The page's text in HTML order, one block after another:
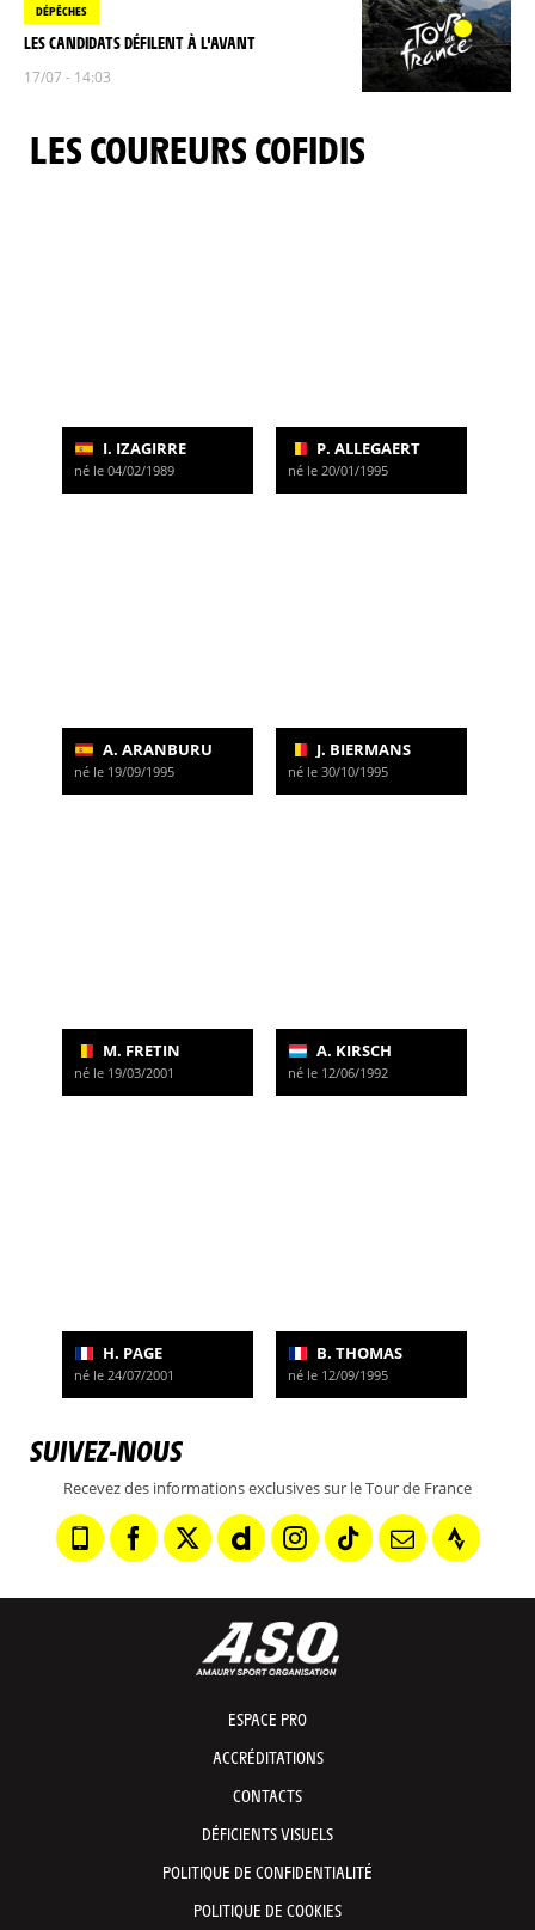
DÉPÊCHES
LES CANDIDATS DÉFILENT À L'AVANT
17/07 - 14:03
LES COUREURS COFIDIS
I. IZAGIRRE
né le 04/02/1989
P. ALLEGAERT
né le 20/01/1995
A. ARANBURU
né le 19/09/1995
J. BIERMANS
né le 30/10/1995
M. FRETIN
né le 19/03/2001
A. KIRSCH
né le 12/06/1992
H. PAGE
né le 24/07/2001
B. THOMAS
né le 12/09/1995
SUIVEZ-NOUS
Recevez des informations exclusives sur le Tour de France
ESPACE PRO
ACCRÉDITATIONS
CONTACTS
DÉFICIENTS VISUELS
POLITIQUE DE CONFIDENTIALITÉ
POLITIQUE DE COOKIES